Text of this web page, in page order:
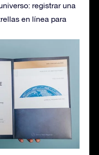
registrar una
en línea para